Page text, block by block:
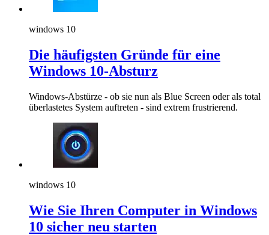
windows 10
Die häufigsten Gründe für eine
Windows 10-Absturz
Windows-Abstürze - ob sie nun als Blue Screen oder als total
überlastetes System auftreten - sind extrem frustrierend.
windows 10
Wie Sie Ihren Computer in Windows
10 sicher neu starten